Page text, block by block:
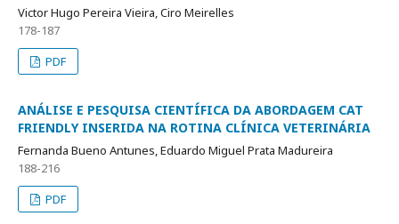
Victor Hugo Pereira Vieira, Ciro Meirelles
178-187
PDF
ANÁLISE E PESQUISA CIENTÍFICA DA ABORDAGEM CAT
FRIENDLY INSERIDA NA ROTINA CLÍNICA VETERINÁRIA
Fernanda Bueno Antunes, Eduardo Miguel Prata Madureira
188-216
PDF